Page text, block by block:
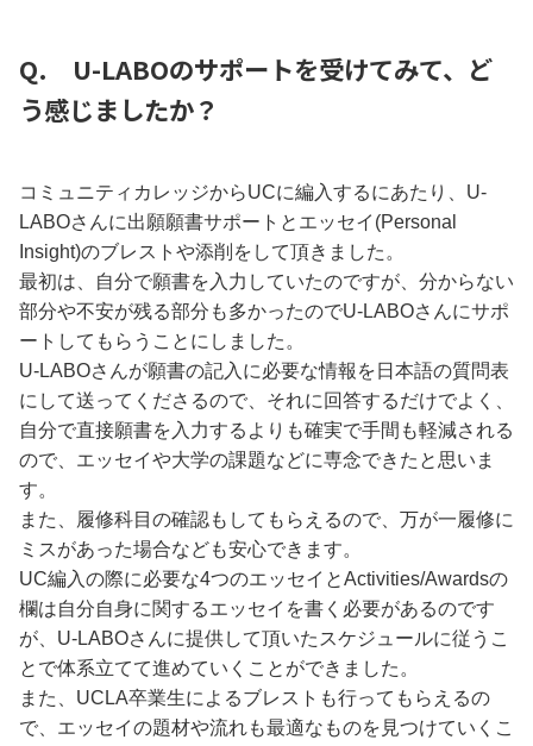
Q. U-LABOのサポートを受けてみて、ど
う感じましたか？
コミュニティカレッジからUCに編入するにあたり、U-
LABOさんに出願願書サポートとエッセイ(Personal
Insight)のブレストや添削をして頂きました。
最初は、自分で願書を入力していたのですが、分からない
部分や不安が残る部分も多かったのでU-LABOさんにサポ
ートしてもらうことにしました。
U-LABOさんが願書の記入に必要な情報を日本語の質問表
にして送ってくださるので、それに回答するだけでよく、
自分で直接願書を入力するよりも確実で手間も軽減される
ので、エッセイや大学の課題などに専念できたと思いま
す。
また、履修科目の確認もしてもらえるので、万が一履修に
ミスがあった場合なども安心できます。
UC編入の際に必要な4つのエッセイとActivities/Awardsの
欄は自分自身に関するエッセイを書く必要があるのです
が、U-LABOさんに提供して頂いたスケジュールに従うこ
とで体系立てて進めていくことができました。
また、UCLA卒業生によるブレストも行ってもらえるの
で、エッセイの題材や流れも最適なものを見つけていくこ